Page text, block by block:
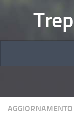
AGGIORNAMENTO